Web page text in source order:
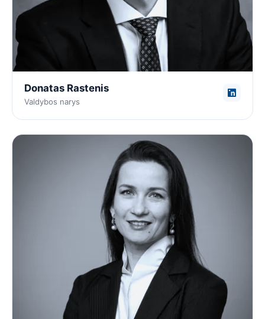
Donatas Rastenis
Valdybos narys